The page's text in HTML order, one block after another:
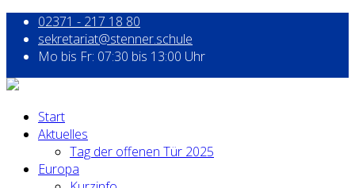
02371 - 217 18 80
sekretariat@stenner.schule
Mo bis Fr: 07:30 bis 13:00 Uhr
Start
Aktuelles
Tag der offenen Tür 2025
Europa